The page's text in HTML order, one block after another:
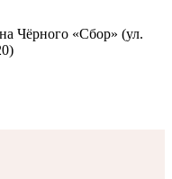
Чёрного «Сбор» (ул.